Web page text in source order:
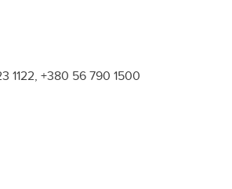
1122, +380 56 790 1500